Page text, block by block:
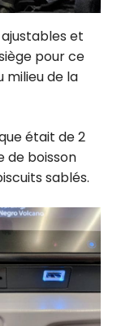
et
pour ce
milieu de la
était de 2
de boisson
sablés.